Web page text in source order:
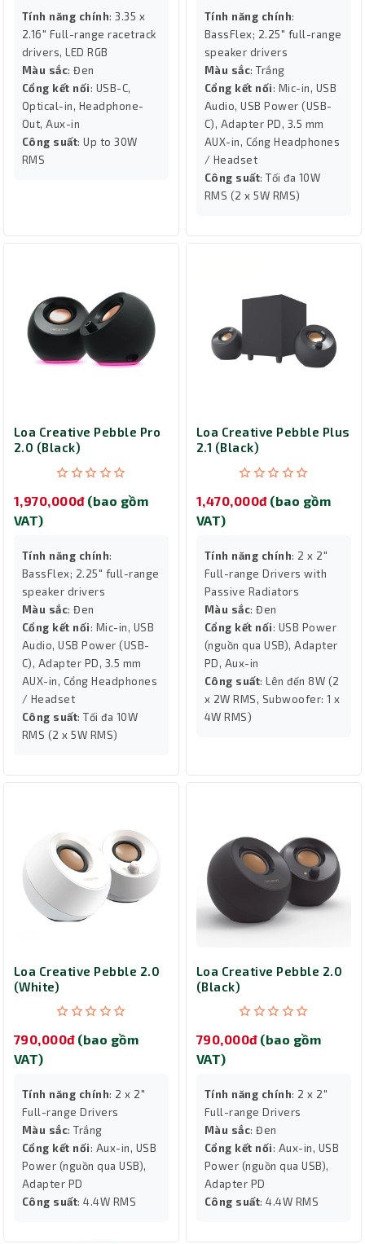
Tính năng chính: 3.35 x
2.16" Full-range racetrack
drivers, LED RGB
Màu sắc: Đen
Cổng kết nối: USB-C,
Optical-in, Headphone-
Out, Aux-in
Công suất: Up to 30W
RMS
Tính năng chính:
BassFlex; 2.25" full-range
speaker drivers
Màu sắc: Trắng
Cổng kết nối: Mic-in, USB
Audio, USB Power (USB-
C), Adapter PD, 3.5 mm
AUX-in, Cổng Headphones
/ Headset
Công suất: Tối đa 10W
RMS (2 x 5W RMS)
Loa Creative Pebble Pro
2.0 (Black)
1,970,000đ (bao gồm
VAT)
Tính năng chính:
BassFlex; 2.25" full-range
speaker drivers
Màu sắc: Đen
Cổng kết nối: Mic-in, USB
Audio, USB Power (USB-
C), Adapter PD, 3.5 mm
AUX-in, Cổng Headphones
/ Headset
Công suất: Tối đa 10W
RMS (2 x 5W RMS)
Loa Creative Pebble Plus
2.1 (Black)
1,470,000đ (bao gồm
VAT)
Tính năng chính: 2 x 2"
Full-range Drivers with
Passive Radiators
Màu sắc: Đen
Cổng kết nối: USB Power
(nguồn qua USB), Adapter
PD, Aux-in
Công suất: Lên đến 8W (2
x 2W RMS, Subwoofer: 1 x
4W RMS)
Loa Creative Pebble 2.0
(White)
790,000đ (bao gồm
VAT)
Tính năng chính: 2 x 2"
Full-range Drivers
Màu sắc: Trắng
Cổng kết nối: Aux-in, USB
Power (nguồn qua USB),
Adapter PD
Công suất: 4.4W RMS
Loa Creative Pebble 2.0
(Black)
790,000đ (bao gồm
VAT)
Tính năng chính: 2 x 2"
Full-range Drivers
Màu sắc: Đen
Cổng kết nối: Aux-in, USB
Power (nguồn qua USB),
Adapter PD
Công suất: 4.4W RMS